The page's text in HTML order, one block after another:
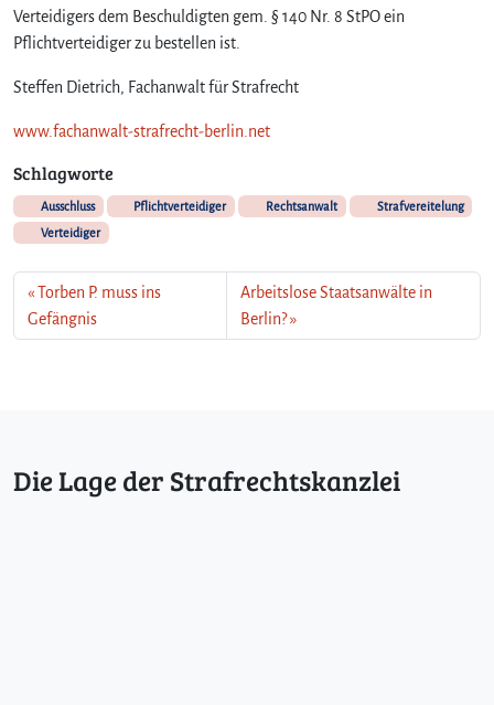
Verteidigers dem Beschuldigten gem. § 140 Nr. 8 StPO ein
Pflichtverteidiger zu bestellen ist.
Steffen Dietrich, Fachanwalt für Strafrecht
www.fachanwalt-strafrecht-berlin.net
Schlagworte
Ausschluss Pflichtverteidiger Rechtsanwalt
Strafvereitelung
Verteidiger
Torben P. muss ins
Gefängnis
Arbeitslose Staatsanwälte in
Berlin?
Die Lage der Strafrechtskanzlei